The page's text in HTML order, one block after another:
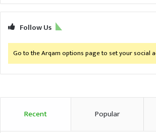
Follow Us
Go to the Arqam options page to set your social
Recent Popular